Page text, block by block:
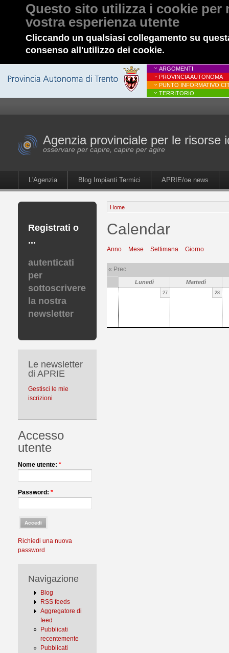
Questo sito utilizza i cookie per
vostra esperienza utente
Cliccando un qualsiasi collegamento su
consenso all'utilizzo dei cookie.
ARGOMENTI
PROVINCIA AUTONOMA
PUNTO INFORMATIVO
TERRITORIO
Agenzia provinciale per le risorse
osservare per capire, capire per agire
L'Agenzia Blog Impianti Termici APRIE/oe news
Registrati o
...
autenticati
per
sottoscrivere
la nostra
newsletter
Le newsletter
di APRIE
Gestisci le mie
iscrizioni
Accesso
utente
Nome utente: *
Password: *
Richiedi una nuova
password
Navigazione
Blog
RSS feeds
Aggregatore di
feed
Pubblicati
recentemente
Pubblicati
Home
Calendar
Anno Mese Settimana Giorno
« Prec
Lunedì Martedì
27 28